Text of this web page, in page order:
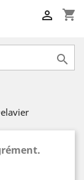
shopping_cart

